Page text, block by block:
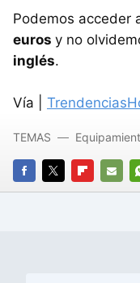
Podemos acceder
euros y no
inglés.
Vía |
FACEBOOK
TWITTERFLIPBOARD
E-
TEMAS